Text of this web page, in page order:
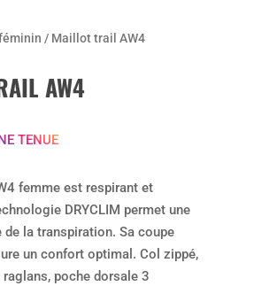
/ Maillot trail AW4
AW4
TENUE
femme est respirant et
DRYCLIM permet une
de la transpiration. Sa coupe
un confort optimal. Col zippé,
poche dorsale 3